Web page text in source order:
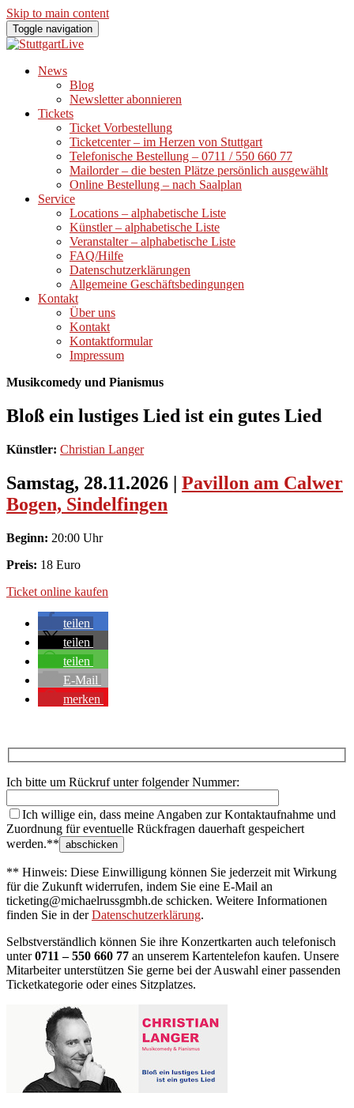
Skip to main content
Toggle navigation
News
Blog
Newsletter abonnieren
Tickets
Ticket Vorbestellung
Ticketcenter – im Herzen von Stuttgart
Telefonische Bestellung – 0711 / 550 660 77
Mailorder – die besten Plätze persönlich ausgewählt
Online Bestellung – nach Saalplan
Service
Locations – alphabetische Liste
Künstler – alphabetische Liste
Veranstalter – alphabetische Liste
FAQ/Hilfe
Datenschutzerklärungen
Allgemeine Geschäftsbedingungen
Kontakt
Über uns
Kontakt
Kontaktformular
Impressum
Musikcomedy und Pianismus
Bloß ein lustiges Lied ist ein gutes Lied
Künstler: Christian Langer
Samstag, 28.11.2026 | Pavillon am Calwer
Bogen, Sindelfingen
Beginn: 20:00 Uhr
Preis: 18 Euro
Ticket online kaufen
teilen
teilen
teilen
E-Mail
merken
Ich bitte um Rückruf unter folgender Nummer:
Ich willige ein, dass meine Angaben zur Kontaktaufnahme und
Zuordnung für eventuelle Rückfragen dauerhaft gespeichert
werden.**
** Hinweis: Diese Einwilligung können Sie jederzeit mit Wirkung
für die Zukunft widerrufen, indem Sie eine E-Mail an
ticketing@michaelrussgmbh.de schicken. Weitere Informationen
finden Sie in derDatenschutzerklärung.
Selbstverständlich können Sie ihre Konzertkarten auch telefonisch
unter0711 – 550 660 77 an unserem Kartentelefon kaufen. Unsere
Mitarbeiter unterstützen Sie gerne bei der Auswahl einer passenden
Ticketkategorie oder eines Sitzplatzes.